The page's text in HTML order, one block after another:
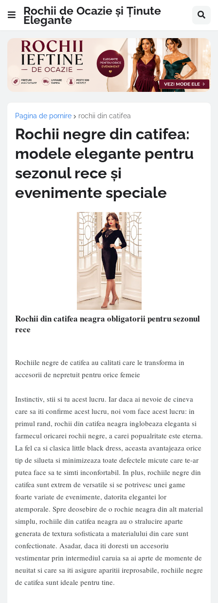
Rochii de Ocazie și Ținute
Elegante
Pagina de pornire rochii din catifea
Rochii negre din catifea:
modele elegante pentru
sezonul rece și
evenimente speciale
Rochii din catifea neagra obligatorii pentru sezonul
rece
Rochiile negre de catifea au calitati care le transforma in
accesorii de nepretuit pentru orice femeie
Instinctiv, stii si tu acest lucru. Iar daca ai nevoie de cineva
care sa iti confirme acest lucru, noi vom face acest lucru: in
primul rand, rochii din catifea neagra inglobeaza eleganta si
farmecul oricarei rochii negre, a carei popualritate este eterna.
La fel ca si clasica little black dress, aceasta avantajeaza orice
tip de silueta si minimizeaza toate defectele micute care te-ar
putea face sa te simti inconfortabil. In plus, rochiile negre din
catifea sunt extrem de versatile si se potrivesc unei game
foarte variate de evenimente, datorita elegantei lor
atemporale. Spre deosebire de o rochie neagra din alt material
simplu, rochiile din catifea neagra au o stralucire aparte
generata de textura sofisticata a materialului din care sunt
confectionate. Asadar, daca iti doresti un accesoriu
vestimentar prin intermediul caruia sa ai aprte de momente de
neuitat si care sa iti asigure aparitii ireprosabile, rochiile negre
de catifea sunt ideale pentru tine.